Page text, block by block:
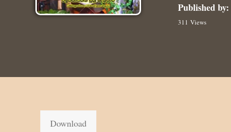
Published by:
311 Views
Download